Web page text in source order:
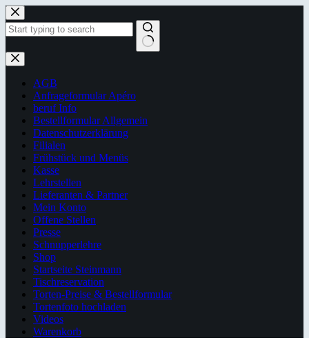
Zum
Inhalt
springen
Keine
Ergebnisse
AGB
Anfrageformular Apéro
beruf Info
Bestellformular Allgemein
Datenschutzerklärung
Filialen
Frühstück und Menüs
Kasse
Lehrstellen
Lieferanten & Partner
Mein Konto
Offene Stellen
Presse
Schnupperlehre
Shop
Startseite Steinmann
Tischreservation
Torten-Preise & Bestellformular
Tortenfoto hochladen
Videos
Warenkorb